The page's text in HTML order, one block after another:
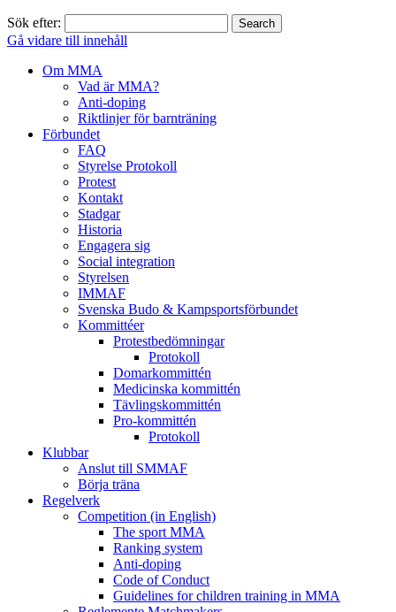
Sök efter:
Gå vidare till innehåll
Om MMA
Vad är MMA?
Anti-doping
Riktlinjer för barnträning
Förbundet
FAQ
Styrelse Protokoll
Protest
Kontakt
Stadgar
Historia
Engagera sig
Social integration
Styrelsen
IMMAF
Svenska Budo & Kampsportsförbundet
Kommittéer
Protestbedömningar
Protokoll
Domarkommittén
Medicinska kommittén
Tävlingskommittén
Pro-kommittén
Protokoll
Klubbar
Anslut till SMMAF
Börja träna
Regelverk
Competition (in English)
The sport MMA
Ranking system
Anti-doping
Code of Conduct
Guidelines for children training in MMA